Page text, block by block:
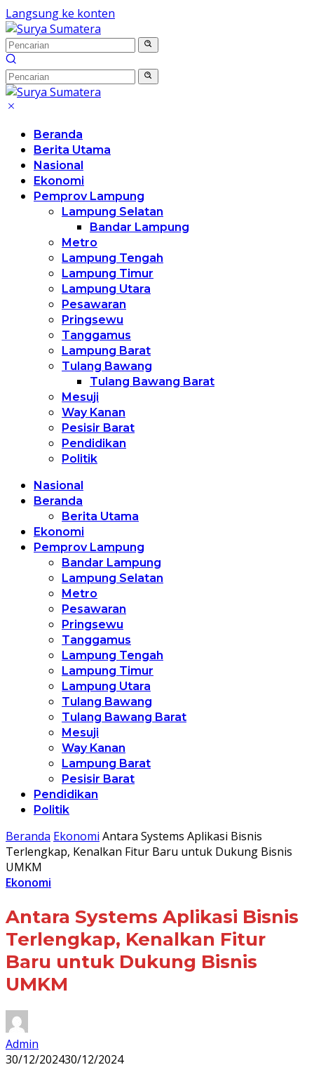
Langsung ke konten
Beranda
Berita Utama
Nasional
Ekonomi
Pemprov Lampung
Lampung Selatan
Bandar Lampung
Metro
Lampung Tengah
Lampung Timur
Lampung Utara
Pesawaran
Pringsewu
Tanggamus
Lampung Barat
Tulang Bawang
Tulang Bawang Barat
Mesuji
Way Kanan
Pesisir Barat
Pendidikan
Politik
Nasional
Beranda
Berita Utama
Ekonomi
Pemprov Lampung
Bandar Lampung
Lampung Selatan
Metro
Pesawaran
Pringsewu
Tanggamus
Lampung Tengah
Lampung Timur
Lampung Utara
Tulang Bawang
Tulang Bawang Barat
Mesuji
Way Kanan
Lampung Barat
Pesisir Barat
Pendidikan
Politik
Beranda Ekonomi Antara Systems Aplikasi Bisnis
Terlengkap, Kenalkan Fitur Baru untuk Dukung Bisnis
UMKM
Ekonomi
Antara Systems Aplikasi Bisnis
Terlengkap, Kenalkan Fitur
Baru untuk Dukung Bisnis
UMKM
Admin
30/12/202430/12/2024